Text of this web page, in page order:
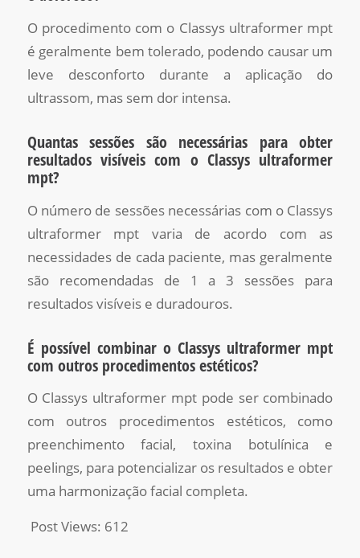
O procedimento com o Classys ultraformer mpt
é geralmente bem tolerado, podendo causar um
leve desconforto durante a aplicação do
ultrassom, mas sem dor intensa.
Quantas sessões são necessárias para obter
resultados visíveis com o Classys ultraformer
mpt?
O número de sessões necessárias com o Classys
ultraformer mpt varia de acordo com as
necessidades de cada paciente, mas geralmente
são recomendadas de 1 a 3 sessões para
resultados visíveis e duradouros.
É possível combinar o Classys ultraformer mpt
com outros procedimentos estéticos?
O Classys ultraformer mpt pode ser combinado
com outros procedimentos estéticos, como
preenchimento facial, toxina botulínica e
peelings, para potencializar os resultados e obter
uma harmonização facial completa.
Post Views: 612